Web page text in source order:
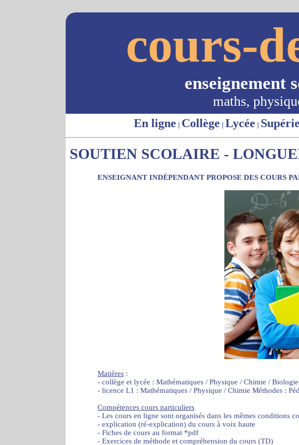
cours-
enseignement
maths,
En ligne | Collège | Lycée |
SOUTIEN SCOLAIRE -
ENSEIGNANT INDÉPENDANT PROPOSE DES COURS
Matières :
- collège et lycée : Mathématiques / Physique / Chimie /
- licence L1 : Mathématiques / Physique / Chimie Méthodes :
Compétences cours particuliers
- Les cours en ligne sont organisés dans les mêmes conditions
- explication (ré-explication) du cours à voix haute
- Fiches de cours au format *pdf
- Exercices de méthode et compréhension du cours (TD)